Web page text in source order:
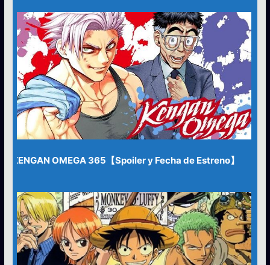
KENGAN OMEGA 365【Spoiler y Fecha de Estreno】